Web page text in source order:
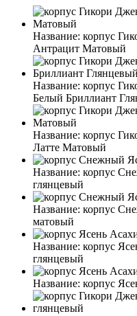
Название: корпус
Антрацит Матовый
Название: корпус
Белый Бриллиант
Название: корпус
Латте Матовый
Название: корпус
глянцевый
Название: корпус
матовый
Название: корпус
глянцевый
Название: корпус